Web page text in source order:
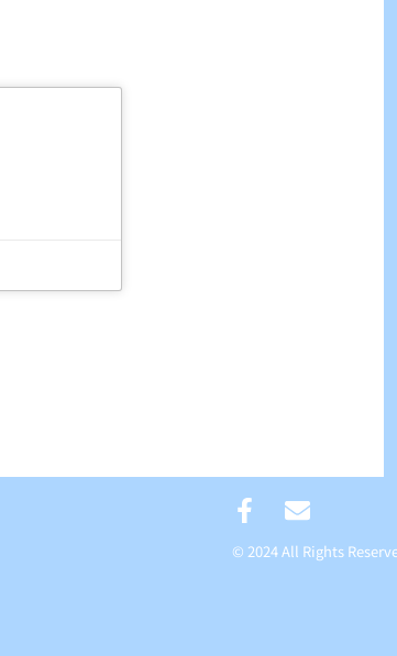
© 2024 All Rights